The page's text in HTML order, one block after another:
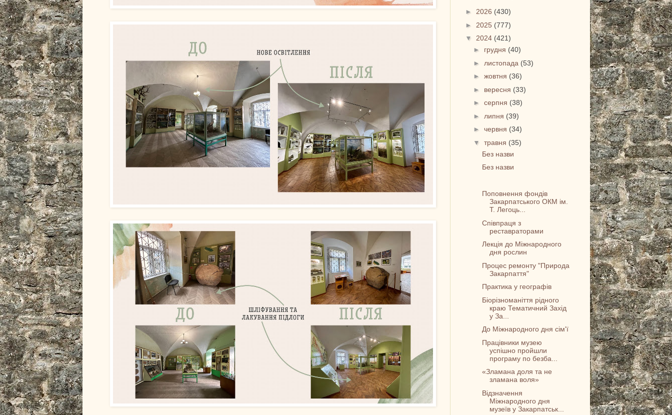
► 2026 (430)
► 2025 (777)
▼ 2024 (421)
► грудня (40)
► листопада (53)
►жовтня (36)
► вересня (33)
►серпня (38)
► липня (39)
►червня (34)
▼травня (35)
Без назви
Без назви
Поповнення фондів
Закарпатського ОКМ ім.
Т. Легоць...
Співпраця з
реставраторами
Лекція до Міжнародного
дня рослин
Процес ремонту "Природа
Закарпаття"
Практика у географів
Біорізноманіття рідного
краю Тематичний Захід
у За...
До Міжнародного дня сім'ї
Працівники музею
успішно пройшли
програму по безба...
«Зламана доля та не
зламана воля»
Відзначення
Міжнародного дня
музеїв у Закарпатськ...